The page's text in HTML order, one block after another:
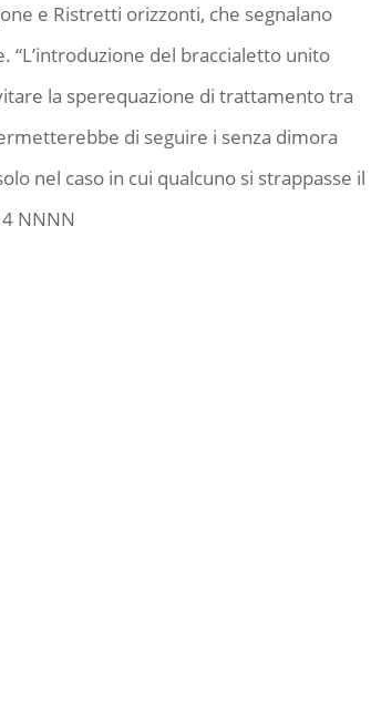
e Ristretti orizzonti, che segnalano
“L’introduzione del braccialetto unito
la sperequazione di trattamento tra
di seguire i senza dimora
nel caso in cui qualcuno si strappasse il
NNNN